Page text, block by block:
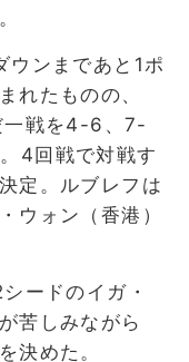
ウンまであと1ポ
れたものの、
一戦を4-6、7-
4回戦で対戦す
定。ルブレフは
ウォン（香港）
ードのイガ・
苦しみながら
決めた。